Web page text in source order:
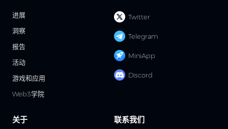
Twitter
Telegram
MiniApp
Discord
进展
洞察
报告
活动
游戏和应用
Web3学院
关于 联系我们